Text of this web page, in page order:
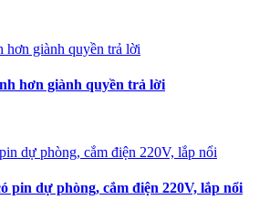
hơn giành quyền trả lời
pin dự phòng, cắm điện 220V, lắp nổi